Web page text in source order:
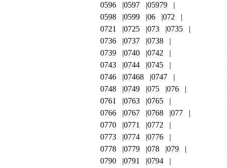
0596
0597
05979
0598
0599 06
072
0721
0725 073
0735
0736
0737
0738
0739
0740
0742
0743
0744
0745
0746
07468
0747
0748
0749 075
076
0761
0763
0765
0766
0767 0768
077
0770
0771
0772
0773
0774
0776
0778
0779 078
079
0790
0791
0794